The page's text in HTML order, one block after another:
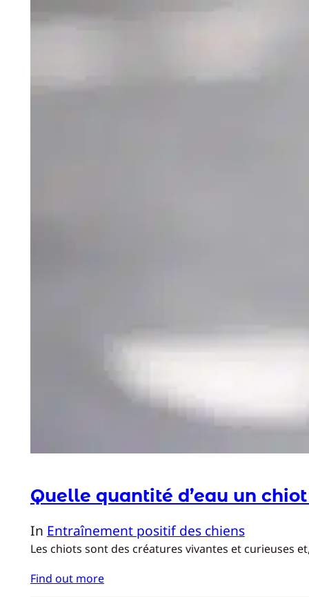
Quelle quantité d’eau un
In Entraînement positif des chiens
Les chiots sont des créatures vivantes et curieuses
Find out more